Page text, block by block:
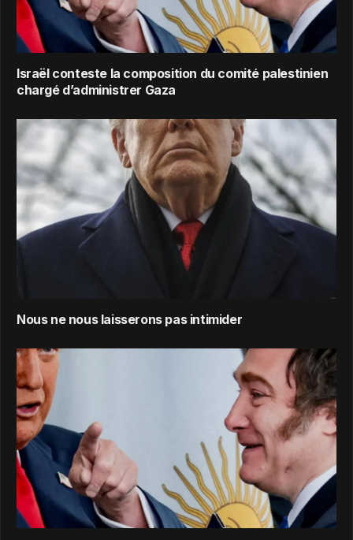
Israël conteste la composition du comité palestinien
chargé d’administrer Gaza
Nous ne nous laisserons pas intimider